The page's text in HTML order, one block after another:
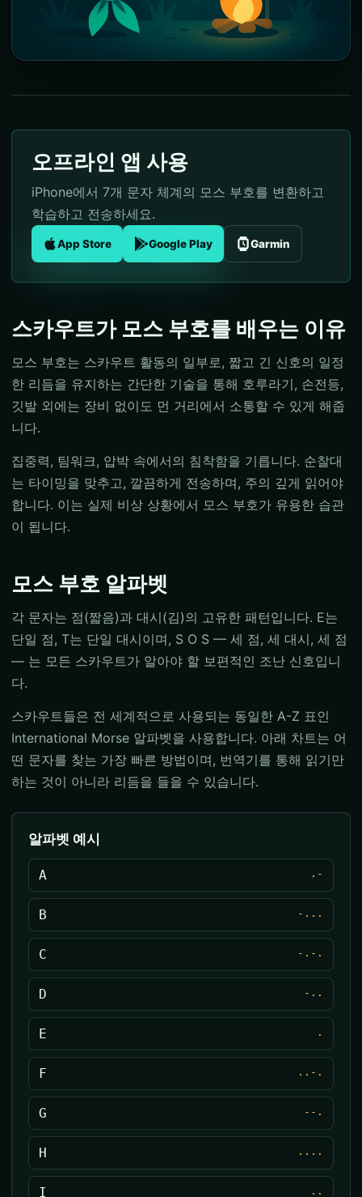
오프라인 앱 사용
iPhone에서 7개 문자 체계의 모스 부호를 변환하고
학습하고 전송하세요.
App Store Google Play Garmin
스카우트가 모스 부호를 배우는 이유
모스 부호는 스카우트 활동의 일부로, 짧고 긴 신호의 일정
한 리듬을 유지하는 간단한 기술을 통해 호루라기, 손전등,
깃발 외에는 장비 없이도 먼 거리에서 소통할 수 있게 해줍
니다.
집중력, 팀워크, 압박 속에서의 침착함을 기릅니다. 순찰대
는 타이밍을 맞추고, 깔끔하게 전송하며, 주의 깊게 읽어야
합니다. 이는 실제 비상 상황에서 모스 부호가 유용한 습관
이 됩니다.
모스 부호 알파벳
각 문자는 점(짧음)과 대시(김)의 고유한 패턴입니다. E는
단일 점, T는 단일 대시이며, S O S — 세 점, 세 대시, 세 점
— 는 모든 스카우트가 알아야 할 보편적인 조난 신호입니
다.
스카우트들은 전 세계적으로 사용되는 동일한 A-Z 표인
International Morse 알파벳을 사용합니다. 아래 차트는 어
떤 문자를 찾는 가장 빠른 방법이며, 번역기를 통해 읽기만
하는 것이 아니라 리듬을 들을 수 있습니다.
알파벳 예시
A .-
B -...
C -.-.
D -..
E .
F ..-.
G --.
H ....
I ..